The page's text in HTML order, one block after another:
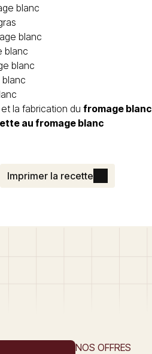
blanc
blanc
blanc
blanc
la fabrication du fromage blanc
au fromage blanc
Imprimer la recette
NOS OFFRES